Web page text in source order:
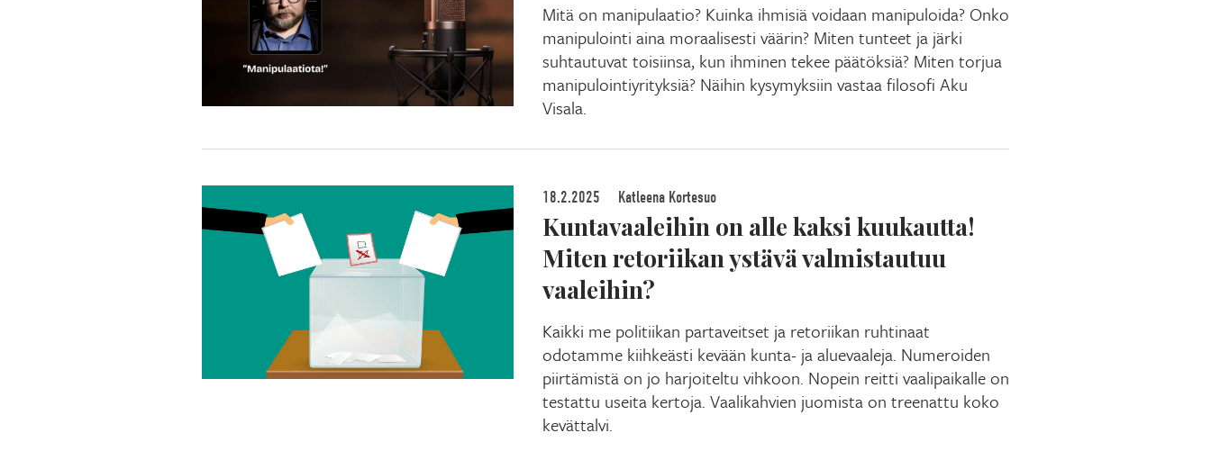
Mitä on manipulaatio? Kuinka ihmisiä voidaan manipuloida? Onko
manipulointi aina moraalisesti väärin? Miten tunteet ja järki
suhtautuvat toisiinsa, kun ihminen tekee päätöksiä? Miten torjua
manipulointiyrityksiä? Näihin kysymyksiin vastaa filosofi Aku
Visala.
18.2.2025 Katleena Kortesuo
Kuntavaaleihin on alle kaksi kuukautta!
Miten retoriikan ystävä valmistautuu
vaaleihin?
Kaikki me politiikan partaveitset ja retoriikan ruhtinaat
odotamme kiihkeästi kevään kunta- ja aluevaaleja. Numeroiden
piirtämistä on jo harjoiteltu vihkoon. Nopein reitti vaalipaikalle on
testattu useita kertoja. Vaalikahvien juomista on treenattu koko
kevättalvi.